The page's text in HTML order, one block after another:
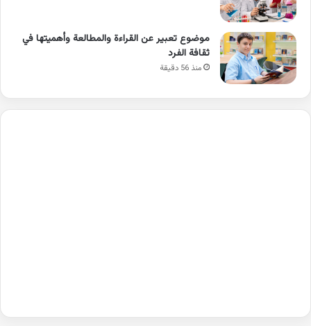
موضوع تعبير عن القراءة والمطالعة وأهميتها في
ثقافة الفرد
منذ 56 دقيقة